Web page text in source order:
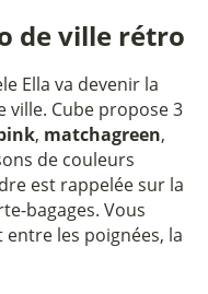
de ville rétro
Ella va devenir la
ville. Cube propose 3
, matchagreen,
de couleurs
est rappelée sur la
bagages. Vous
les poignées, la